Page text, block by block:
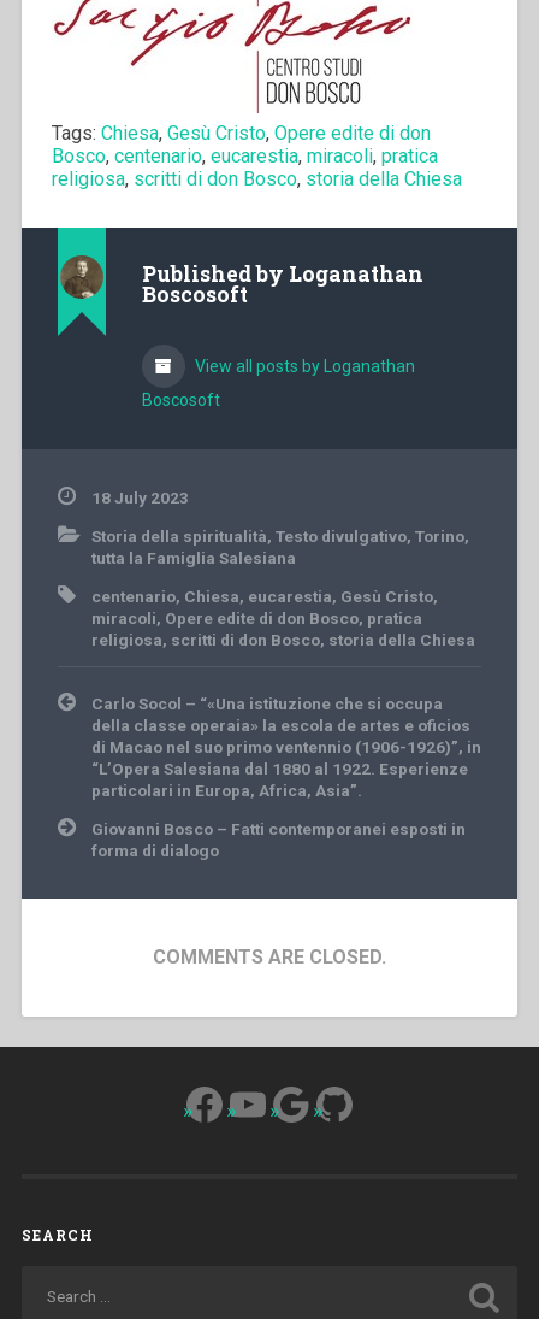
Tags: Chiesa, Gesù Cristo, Opere edite di don
Bosco, centenario, eucarestia, miracoli, pratica
religiosa, scritti di don Bosco, storia della Chiesa
Published by Loganathan
Boscosoft
View all posts by Loganathan
Boscosoft
18 July 2023
Storia della spiritualità, Testo divulgativo, Torino,
tutta la Famiglia Salesiana
centenario, Chiesa, eucarestia, Gesù Cristo,
miracoli, Opere edite di don Bosco, pratica
religiosa, scritti di don Bosco, storia della Chiesa
Post
navigation
Carlo Socol – “«Una istituzione che si occupa
della classe operaia» la escola de artes e oficios
di Macao nel suo primo ventennio (1906-1926)”, in
“L’Opera Salesiana dal 1880 al 1922. Esperienze
particolari in Europa, Africa, Asia”.
Giovanni Bosco – Fatti contemporanei esposti in
forma di dialogo
COMMENTS ARE CLOSED.
Facebook
YouTube
Google
GitHub
SEARCH